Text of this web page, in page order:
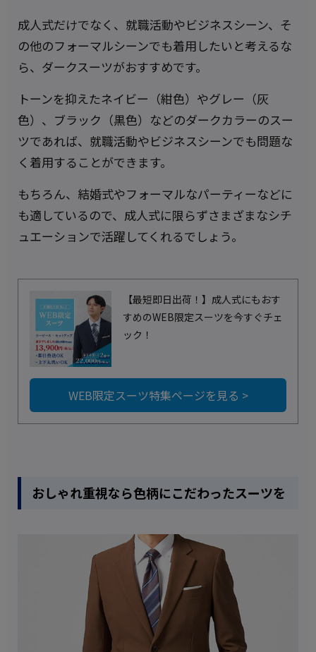
成人式だけでなく、就職活動やビジネスシーン、そ
の他のフォーマルシーンでも着用したいと考えるな
ら、ダークスーツがおすすめです。
トーンを抑えたネイビー（紺色）やグレー（灰
色）、ブラック（黒色）などのダークカラーのスー
ツであれば、就職活動やビジネスシーンでも問題な
く着用することができます。
もちろん、結婚式やフォーマルなパーティーなどに
も適しているので、成人式に限らずさまざまなシチ
ュエーションで活躍してくれるでしょう。
【最短即日出荷！】成人式にもおす
すめのWEB限定スーツを今すぐチェ
ック！
WEB限定スーツ特集ページを見る >
おしゃれ重視なら色柄にこだわったスーツを